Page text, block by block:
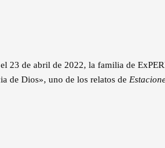
23 de abril de 2022, la familia de
de Dios», uno de los relatos de